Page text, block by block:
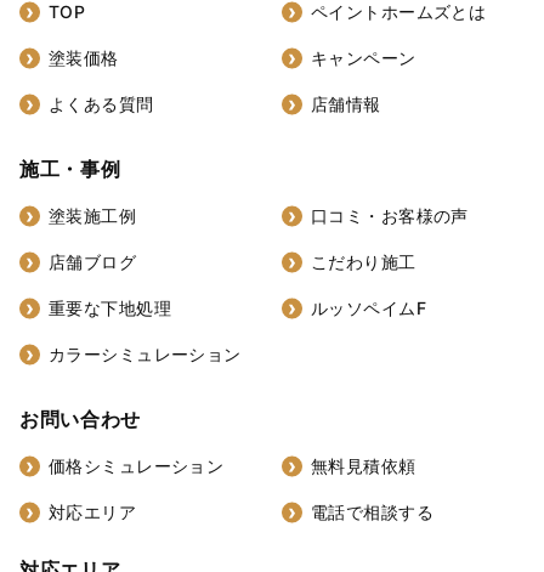
TOP ペイントホームズとは
塗装価格 キャンペーン
よくある質問 店舗情報
施工・事例
塗装施工例 口コミ・お客様の声
店舗ブログ こだわり施工
重要な下地処理 ルッソペイムF
カラーシミュレーション
お問い合わせ
価格シミュレーション 無料見積依頼
対応エリア 電話で相談する